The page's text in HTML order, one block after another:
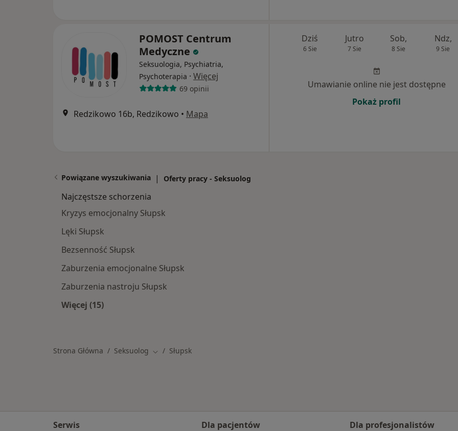
POMOST Centrum
Medyczne
Seksuologia, Psychiatria,
Psychoterapia · Więcej
69 opinii
Redzikowo 16b, Redzikowo • Mapa
Dziś
6 Sie
Jutro
7 Sie
Sob,
8 Sie
Ndz,
9 Sie
Umawianie online nie jest dostępne
Pokaż profil
Powiązane wyszukiwania | Oferty pracy - Seksuolog
Najczęstsze schorzenia
Kryzys emocjonalny Słupsk
Lęki Słupsk
Bezsenność Słupsk
Zaburzenia emocjonalne Słupsk
Zaburzenia nastroju Słupsk
Więcej (15)
Strona Główna Seksuolog Zmień miasto
Słupsk
Serwis Dla pacjentów Dla profesjonalistów